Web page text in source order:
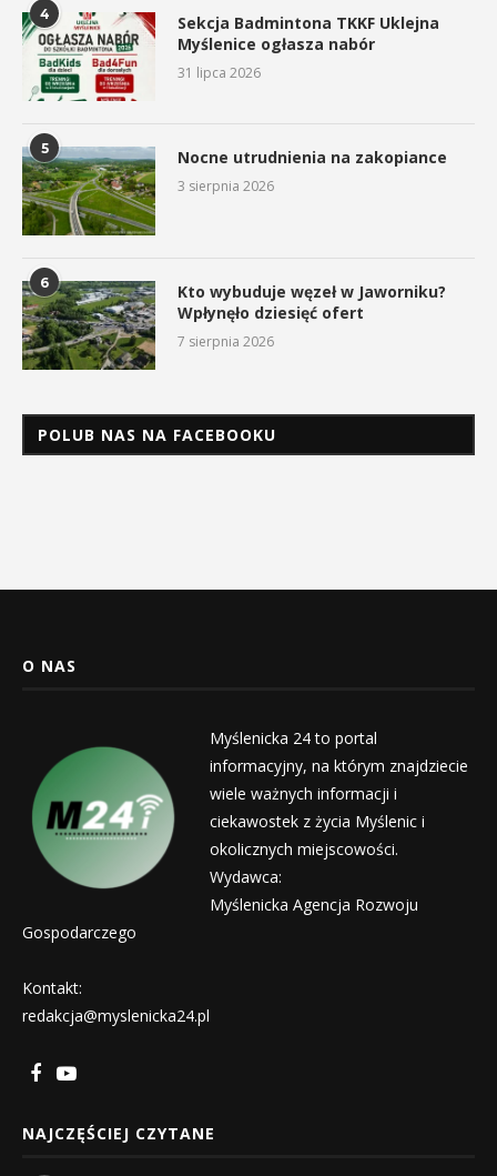
4
Sekcja Badmintona TKKF Uklejna
Myślenice ogłasza nabór
31 lipca 2026
5 Nocne utrudnienia na zakopiance
3 sierpnia 2026
6
Kto wybuduje węzeł w Jaworniku?
Wpłynęło dziesięć ofert
7 sierpnia 2026
POLUB NAS NA FACEBOOKU
O NAS
Myślenicka 24 to portal
informacyjny, na którym znajdziecie
wiele ważnych informacji i
ciekawostek z życia Myślenic i
okolicznych miejscowości.
Wydawca:
Myślenicka Agencja Rozwoju
Gospodarczego
Kontakt:
redakcja@myslenicka24.pl
NAJCZĘŚCIEJ CZYTANE